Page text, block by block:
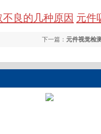
良的几种原因 元件
下一篇： 元件视觉检